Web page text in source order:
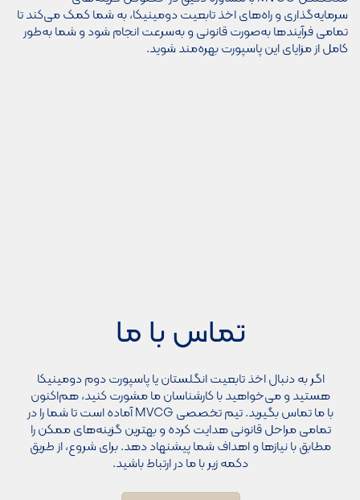
سرمایه‌گذاری و راه‌های اخذ تابعیت دومینیکا، به شما کمک می‌کند تا
تمامی فرآیندها به‌صورت قانونی و به‌سرعت انجام شود و شما به‌طور
کامل از مزایای این پاسپورت بهره‌مند شوید.
تماس با ما
اگر به دنبال اخذ تابعیت انگلستان یا پاسپورت دوم دومینیکا
هستید و می‌خواهید با کارشناسان ما مشورت کنید، هم‌اکنون
با ما تماس بگیرید. تیم تخصصی MVCG آماده است تا شما را در
تمامی مراحل قانونی هدایت کرده و بهترین گزینه‌های ممکن را
مطابق با نیازها و اهداف شما پیشنهاد دهد. برای شروع، از طریق
دکمه زیر با ما در ارتباط باشید.